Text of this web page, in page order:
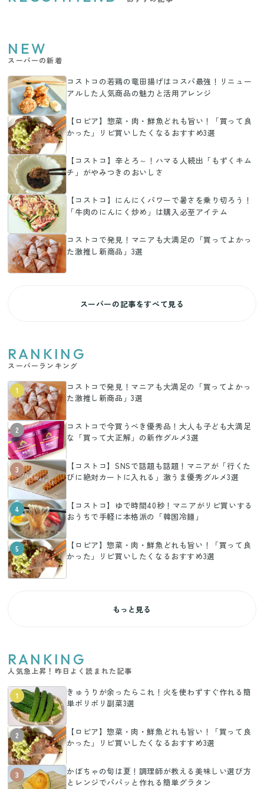
NEW
スーパーの新着
コストコの若鶏の竜田揚げはコスパ最強！リニュー
アルした人気商品の魅力と活用アレンジ
【ロピア】惣菜・肉・鮮魚どれも旨い！「買って良
かった」リピ買いしたくなるおすすめ3選
【コストコ】辛とろ～！ハマる人続出「もずくキム
チ」がやみつきのおいしさ
【コストコ】にんにくパワーで暑さを乗り切ろう！
「牛肉のにんにく炒め」は購入必至アイテム
コストコで発見！マニアも大満足の「買ってよかっ
た激推し新商品」3選
スーパーの記事をすべて見る
RANKING
スーパーランキング
1
コストコで発見！マニアも大満足の「買ってよかっ
た激推し新商品」3選
2
コストコで今買うべき優秀品！大人も子ども大満足
な「買って大正解」の新作グルメ3選
3
【コストコ】SNSで話題も話題！マニアが「行くた
びに絶対カートに入れる」激うま優秀グルメ3選
4
【コストコ】ゆで時間40秒！マニアがリピ買いする
おうちで手軽に本格派の「韓国冷麺」
5
【ロピア】惣菜・肉・鮮魚どれも旨い！「買って良
かった」リピ買いしたくなるおすすめ3選
もっと見る
RANKING
人気急上昇！昨日よく読まれた記事
1
きゅうりが余ったらこれ！火を使わずすぐ作れる簡
単ポリポリ副菜3選
2
【ロピア】惣菜・肉・鮮魚どれも旨い！「買って良
かった」リピ買いしたくなるおすすめ3選
3
かぼちゃの旬は夏！調理師が教える美味しい選び方
とレンジでパパッと作れる簡単グラタン